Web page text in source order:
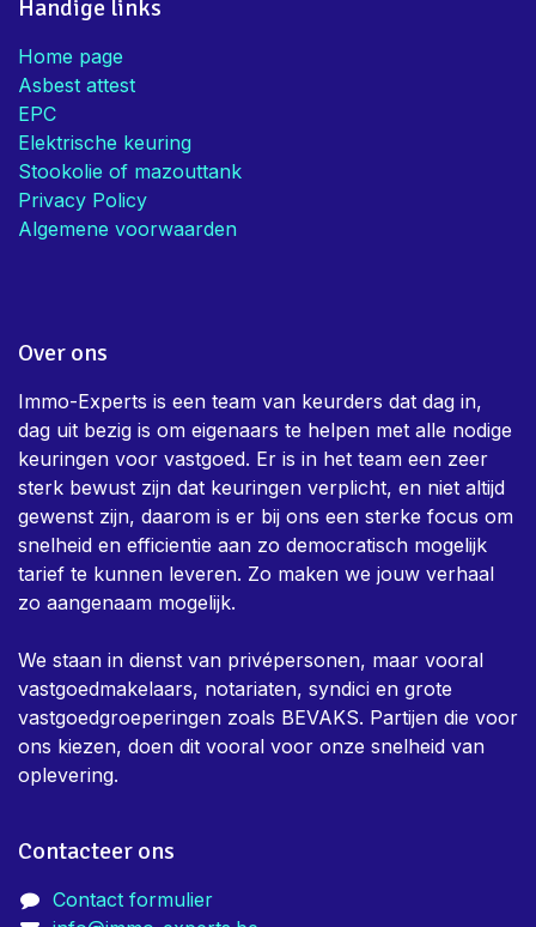
Handige links
Home page
Asbest attest
EPC
Elektrische keuring
Stookolie of mazouttank
Privacy Policy
Algemene voorwaarden
Over ons
Immo-Experts is een team van keurders dat dag in,
dag uit bezig is om eigenaars te helpen met alle nodige
keuringen voor vastgoed. Er is in het team een zeer
sterk bewust zijn dat keuringen verplicht, en niet altijd
gewenst zijn, daarom is er bij ons een sterke focus om
snelheid en efficientie aan zo democratisch mogelijk
tarief te kunnen leveren. Zo maken we jouw verhaal
zo aangenaam mogelijk.
We staan in dienst van privépersonen, maar vooral
vastgoedmakelaars, notariaten, syndici en grote
vastgoedgroeperingen zoals BEVAKS. Partijen die voor
ons kiezen, doen dit vooral voor onze snelheid van
oplevering.
Contacteer ons
Contact formulier